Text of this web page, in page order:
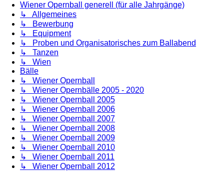
Wiener Opernball generell (für alle Jahrgänge)
↳ Allgemeines
↳ Bewerbung
↳ Equipment
↳ Proben und Organisatorisches zum Ballabend
↳ Tanzen
↳ Wien
Bälle
↳ Wiener Opernball
↳ Wiener Opernbälle 2005 - 2020
↳ Wiener Opernball 2005
↳ Wiener Opernball 2006
↳ Wiener Opernball 2007
↳ Wiener Opernball 2008
↳ Wiener Opernball 2009
↳ Wiener Opernball 2010
↳ Wiener Opernball 2011
↳ Wiener Opernball 2012